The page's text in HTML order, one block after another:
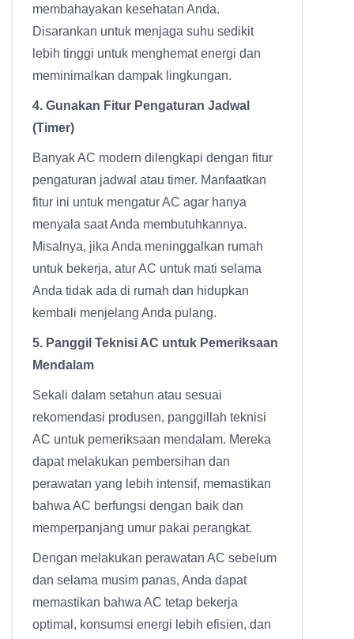
membahayakan kesehatan Anda.
Disarankan untuk menjaga suhu sedikit
lebih tinggi untuk menghemat energi dan
meminimalkan dampak lingkungan.
4. Gunakan Fitur Pengaturan Jadwal
(Timer)
Banyak AC modern dilengkapi dengan fitur
pengaturan jadwal atau timer. Manfaatkan
fitur ini untuk mengatur AC agar hanya
menyala saat Anda membutuhkannya.
Misalnya, jika Anda meninggalkan rumah
untuk bekerja, atur AC untuk mati selama
Anda tidak ada di rumah dan hidupkan
kembali menjelang Anda pulang.
5. Panggil Teknisi AC untuk Pemeriksaan
Mendalam
Sekali dalam setahun atau sesuai
rekomendasi produsen, panggillah teknisi
AC untuk pemeriksaan mendalam. Mereka
dapat melakukan pembersihan dan
perawatan yang lebih intensif, memastikan
bahwa AC berfungsi dengan baik dan
memperpanjang umur pakai perangkat.
Dengan melakukan perawatan AC sebelum
dan selama musim panas, Anda dapat
memastikan bahwa AC tetap bekerja
optimal, konsumsi energi lebih efisien, dan